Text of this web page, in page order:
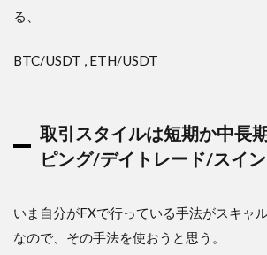
る、
BTC/USDT , ETH/USDT
取引スタイルは短期か中長
ピング/デイトレード/スイ
いま自分がFXで行っている手法がスキャ
なので、その手法を使おうと思う。